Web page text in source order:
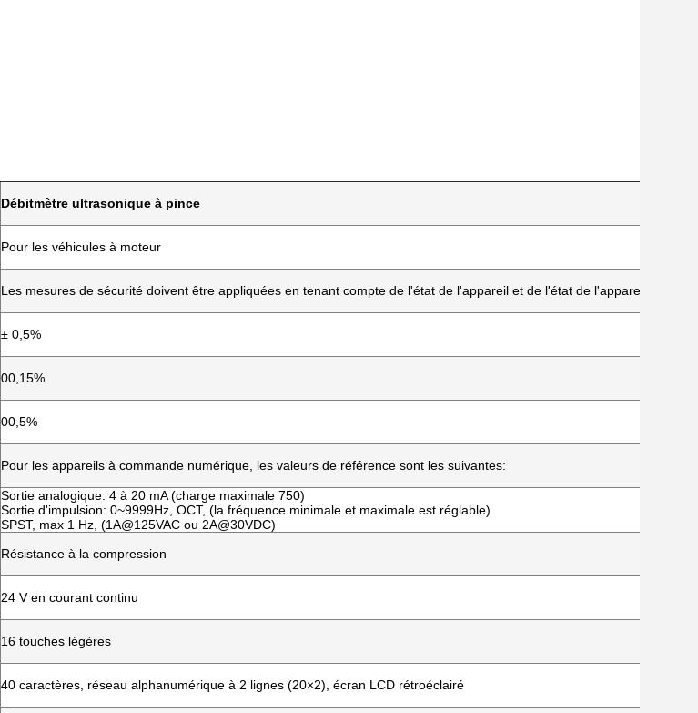
Débitmètre ultrasonique à pince
Pour les véhicules à moteur
Les mesures de sécurité doivent être appliquées en tenant compte de l'état de l'appareil et de l'état de l'appareil.
± 0,5%
00,15%
00,5%
Pour les appareils à commande numérique, les valeurs de référence sont les suivantes:
Sortie analogique: 4 à 20 mA (charge maximale 750)
Sortie d'impulsion: 0~9999Hz, OCT, (la fréquence minimale et maximale est réglable)
SPST, max 1 Hz, (1A@125VAC ou 2A@30VDC)
Résistance à la compression
24 V en courant continu
16 touches légères
40 caractères, réseau alphanumérique à 2 lignes (20×2), écran LCD rétroéclairé